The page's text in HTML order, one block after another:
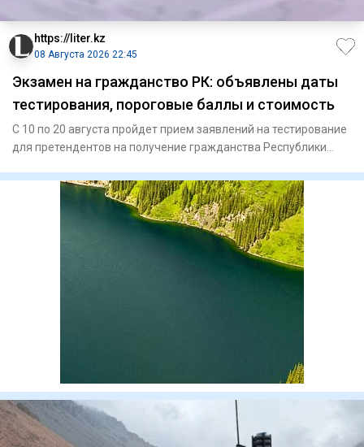
https://liter.kz
08 Августа 2026 22:45
Экзамен на гражданство РК: объявлены даты
тестирования, пороговые баллы и стоимость
С 10 по 20 августа пройдет прием заявлений на тестирование
для претендентов на получение гражданства Республики